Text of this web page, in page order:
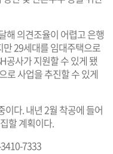
해 의견조율이 어렵고 은행
29세대를 임대주택으로
공사가 지원할 수 있게 됐
로 사업을 추진할 수 있게
이다. 내년 2월 착공에 들어
할 계획이다.
7333